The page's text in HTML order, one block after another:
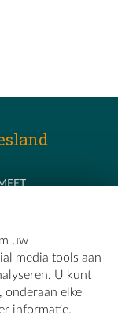
uw
media tools aan
U kunt
onderaan elke
informatie.